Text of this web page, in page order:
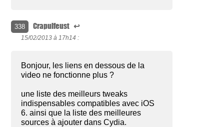
338 Crapulfeust ↩
15/02/2013 à 17h14 :
Bonjour, les liens en dessous de la
video ne fonctionne plus ?
une liste des meilleurs tweaks
indispensables compatibles avec iOS
6. ainsi que la liste des meilleures
sources à ajouter dans Cydia.